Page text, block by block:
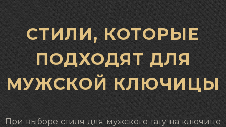
СТИЛИ, КОТОРЫЕ
ПОДХОДЯТ ДЛЯ
МУЖСКОЙ КЛЮЧИЦЫ
При выборе стиля для мужского тату на ключице